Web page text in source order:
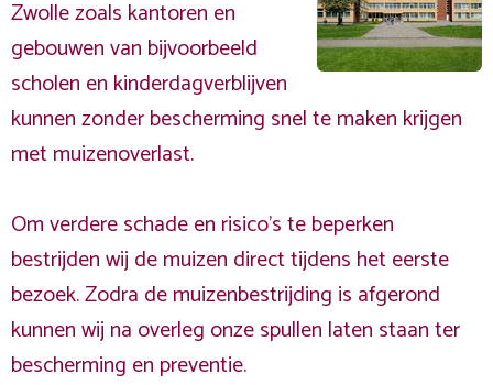
Zwolle zoals kantoren en
gebouwen van bijvoorbeeld
scholen en kinderdagverblijven
kunnen zonder bescherming snel te maken krijgen
met muizenoverlast.
Om verdere schade en risico's te beperken
bestrijden wij de muizen direct tijdens het eerste
bezoek. Zodra de muizenbestrijding is afgerond
kunnen wij na overleg onze spullen laten staan ter
bescherming en preventie.